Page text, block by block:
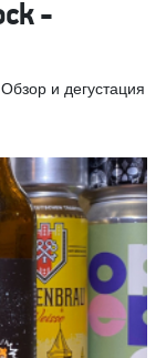
-
и дегустация